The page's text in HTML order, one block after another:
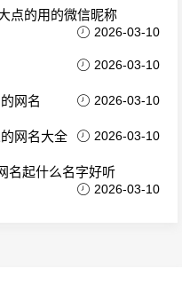
点的用的微信昵称
2026-03-10
2026-03-10
网名 2026-03-10
网名大全 2026-03-10
名起什么名字好听
2026-03-10